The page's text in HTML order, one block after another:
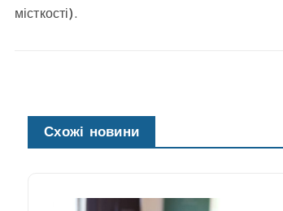
місткості).
Схожі новини